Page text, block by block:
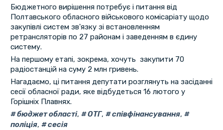
Бюджетного вирішення потребує і питання від
Полтавського обласного військового комісаріату щодо
закупівлі систем зв'язку зі встановленням
ретрансляторів по 27 районам і заведенням в єдину
систему.
На першому етапі, зокрема, хочуть закупити 70
радіостанцій на суму 2 млн гривень.
Нагадаємо, ці питання депутати розглянуть на засіданні
сесії обласної ради, яке відбудеться 16 лютого у
Горішніх Плавнях.
бюджет області, ОТГ, співфінансування,
поліція, сесія